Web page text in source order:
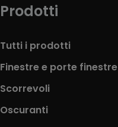
Prodotti
Tutti i prodotti
Finestre e porte finestre
Scorrevoli
Oscuranti